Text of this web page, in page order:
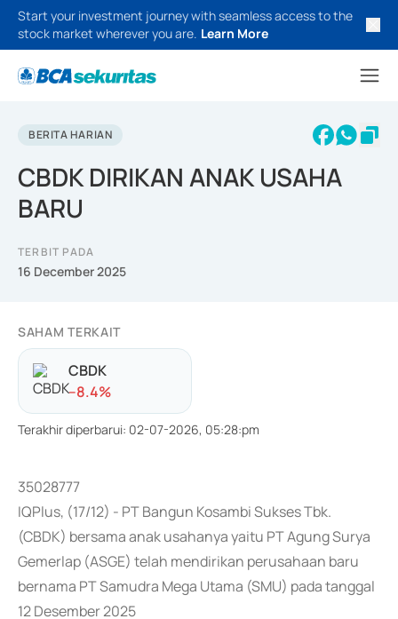
Start your investment journey with seamless access to the
stock market wherever you are. Learn More
BERITA HARIAN
CBDK DIRIKAN ANAK USAHA
BARU
TERBIT PADA
16 December 2025
SAHAM TERKAIT
CBDK
--8.4%
Terakhir diperbarui: 02-07-2026, 05:28:pm
35028777
IQPlus, (17/12) - PT Bangun Kosambi Sukses Tbk.
(CBDK) bersama anak usahanya yaitu PT Agung Surya
Gemerlap (ASGE) telah mendirikan perusahaan baru
bernama PT Samudra Mega Utama (SMU) pada tanggal
12 Desember 2025